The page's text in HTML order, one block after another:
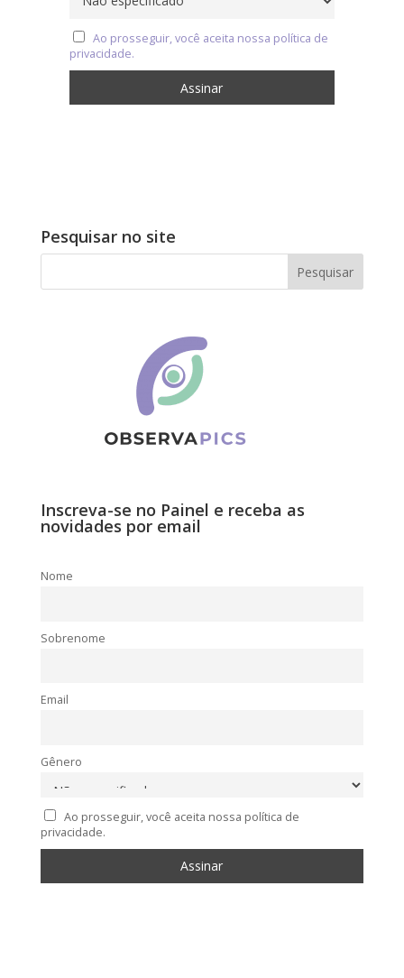
Ao prosseguir, você aceita nossa política de
privacidade.
Pesquisar no site
Inscreva-se no Painel e receba as
novidades por email
Nome
Sobrenome
Email
Gênero
Ao prosseguir, você aceita nossa política de
privacidade.